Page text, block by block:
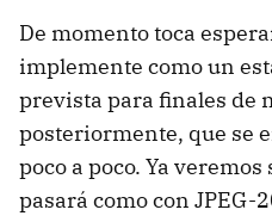
De momento toca
implemente como un
prevista para finales de
posteriormente, que se
poco a poco. Ya
pasará como con JPEG-